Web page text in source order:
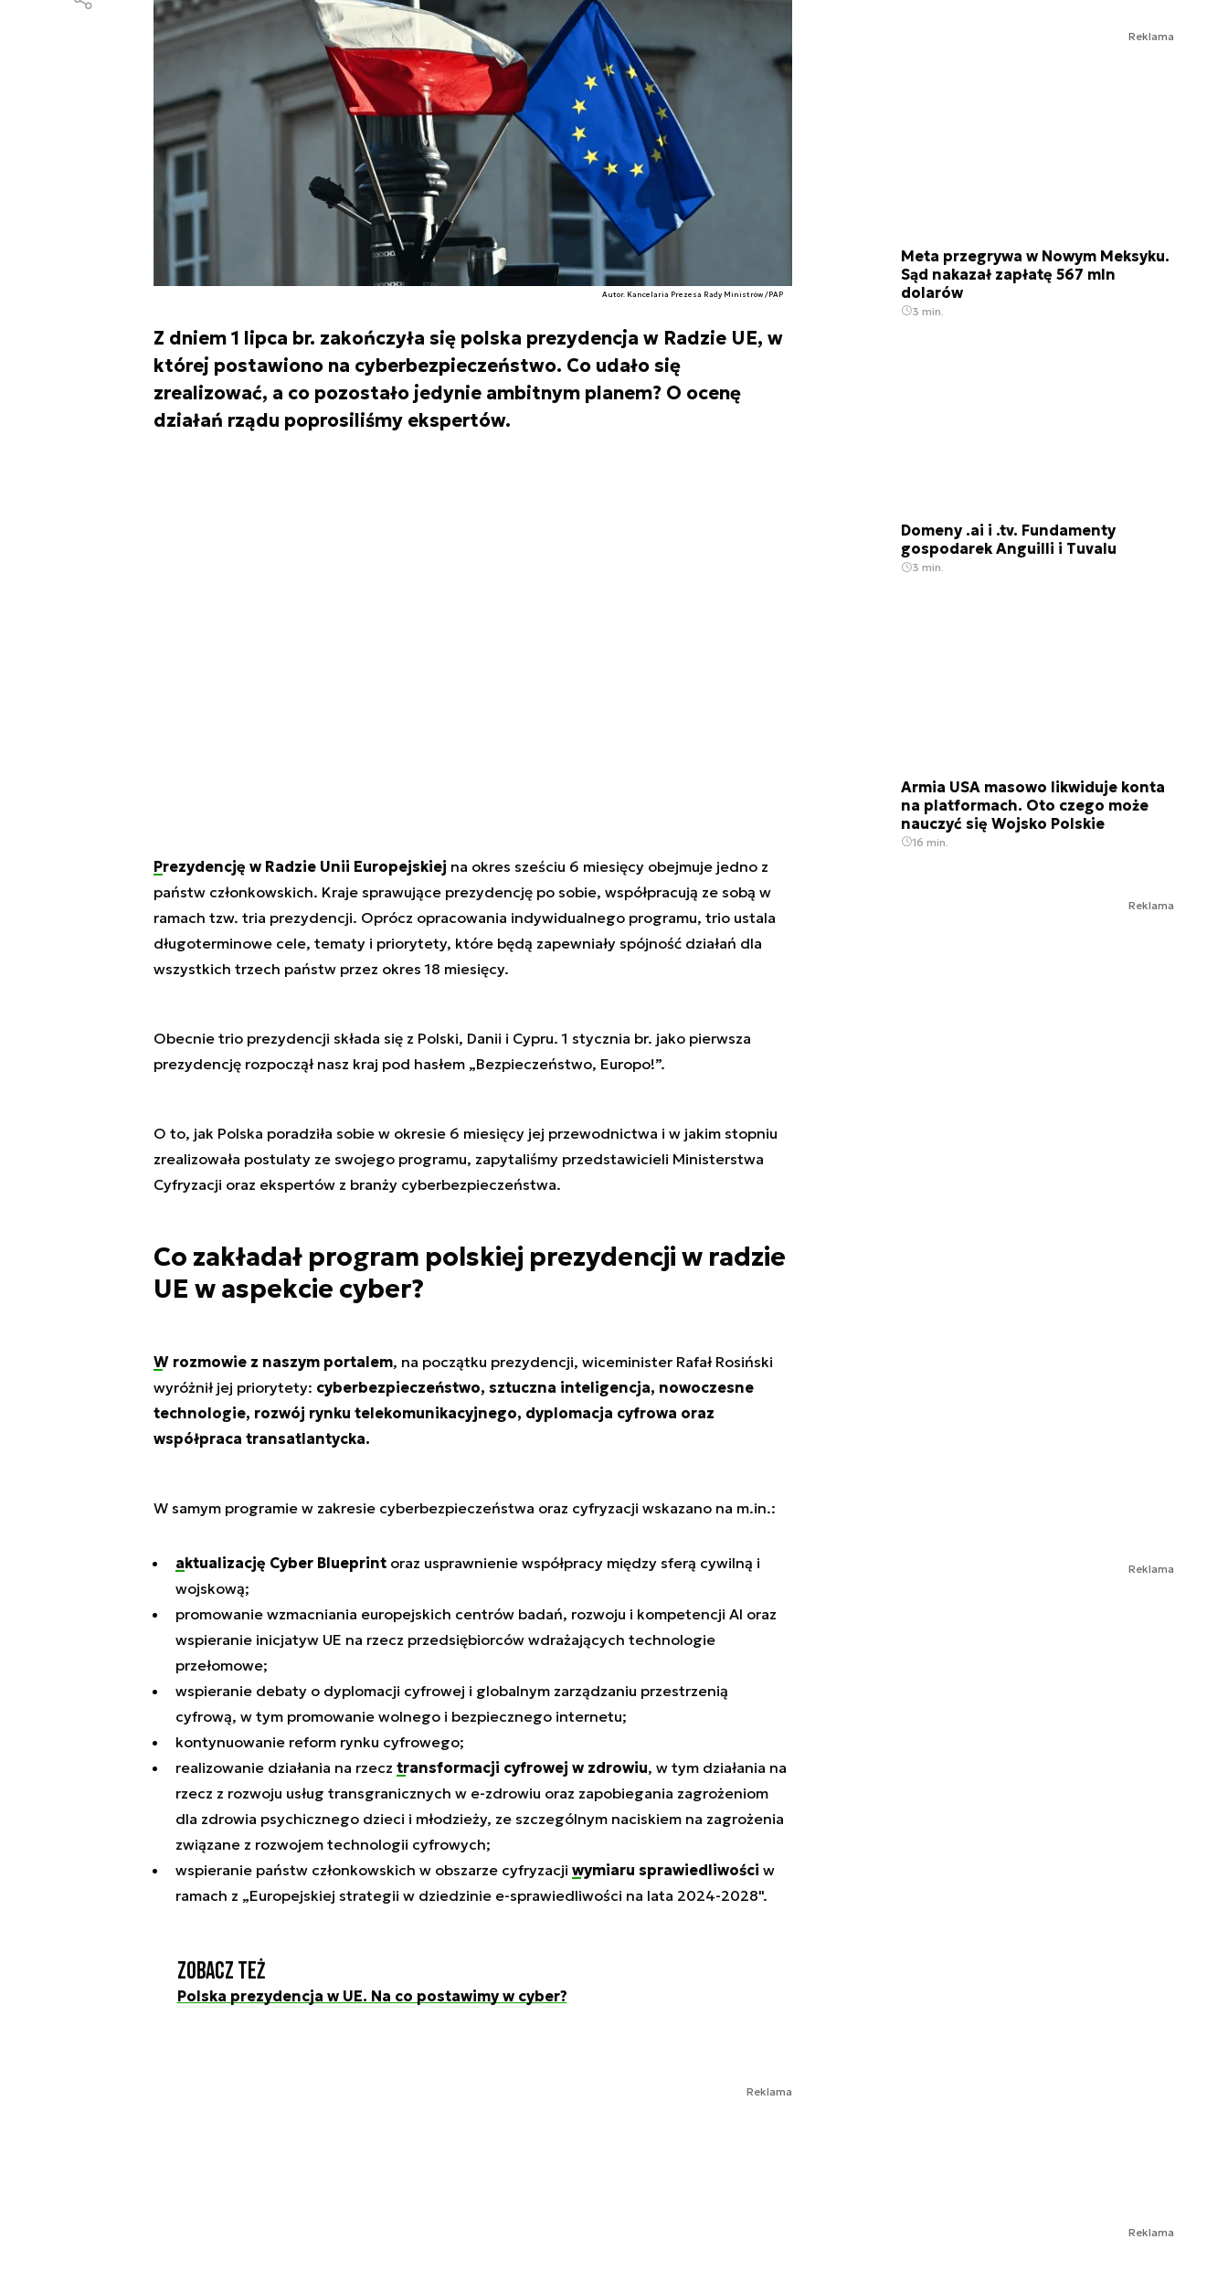
Autor. Kancelaria Prezesa Rady Ministrów /PAP
Z dniem 1 lipca br. zakończyła się polska prezydencja w Radzie UE, w
której postawiono na cyberbezpieczeństwo. Co udało się
zrealizować, a co pozostało jedynie ambitnym planem? O ocenę
działań rządu poprosiliśmy ekspertów.
Prezydencję w Radzie Unii Europejskiej na okres sześciu 6 miesięcy obejmuje jedno z
państw członkowskich. Kraje sprawujące prezydencję po sobie, współpracują ze sobą w
ramach tzw. tria prezydencji. Oprócz opracowania indywidualnego programu, trio ustala
długoterminowe cele, tematy i priorytety, które będą zapewniały spójność działań dla
wszystkich trzech państw przez okres 18 miesięcy.
Obecnie trio prezydencji składa się z Polski, Danii i Cypru. 1 stycznia br. jako pierwsza
prezydencję rozpoczął nasz kraj pod hasłem „Bezpieczeństwo, Europo!”.
O to, jak Polska poradziła sobie w okresie 6 miesięcy jej przewodnictwa i w jakim stopniu
zrealizowała postulaty ze swojego programu, zapytaliśmy przedstawicieli Ministerstwa
Cyfryzacji oraz ekspertów z branży cyberbezpieczeństwa.
Co zakładał program polskiej prezydencji w radzie
UE w aspekcie cyber?
W rozmowie z naszym portalem, na początku prezydencji, wiceminister Rafał Rosiński
wyróżnił jej priorytety: cyberbezpieczeństwo, sztuczna inteligencja, nowoczesne
technologie, rozwój rynku telekomunikacyjnego, dyplomacja cyfrowa oraz
współpraca transatlantycka.
W samym programie w zakresie cyberbezpieczeństwa oraz cyfryzacji wskazano na m.in.:
aktualizację Cyber Blueprintoraz usprawnienie współpracy między sferą cywilną i
wojskową;
promowanie wzmacniania europejskich centrów badań, rozwoju i kompetencji AI oraz
wspieranie inicjatyw UE na rzecz przedsiębiorców wdrażających technologie
przełomowe;
wspieranie debaty o dyplomacji cyfrowej i globalnym zarządzaniu przestrzenią
cyfrową, w tym promowanie wolnego i bezpiecznego internetu;
kontynuowanie reform rynku cyfrowego;
realizowanie działania na rzecz transformacji cyfrowej w zdrowiu, w tym działania na
rzecz z rozwoju usług transgranicznych w e-zdrowiu oraz zapobiegania zagrożeniom
dla zdrowia psychicznego dzieci i młodzieży, ze szczególnym naciskiem na zagrożenia
związane z rozwojem technologii cyfrowych;
wspieranie państw członkowskich w obszarze cyfryzacji wymiaru sprawiedliwości w
ramach z „Europejskiej strategii w dziedzinie e-sprawiedliwości na lata 2024-2028".
Zobacz też
Polska prezydencja w UE. Na co postawimy w cyber?
Reklama
Reklama
Meta przegrywa w Nowym Meksyku.
Sąd nakazał zapłatę 567 mln
dolarów
3 min.
Domeny .ai i .tv. Fundamenty
gospodarek Anguilli i Tuvalu
3 min.
Armia USA masowo likwiduje konta
na platformach. Oto czego może
nauczyć się Wojsko Polskie
16 min.
Reklama
Reklama
Reklama